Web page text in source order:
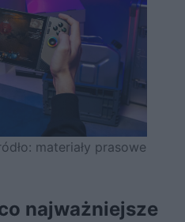
materiały prasowe
najważniejsze